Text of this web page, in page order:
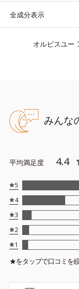
ワテロイル）を配合
の両立に成功。
*4 HSP含有酵母エキ
*5 角層内
アレルギーテスト済
はありません。
【Step2
イーブンワテロイル
時に実現。
豊潤なうるおいが肌
全成分表示
オルビスユー
みんな
平均満足度 4.4
5
4
3
2
1
★をタップで口コミを